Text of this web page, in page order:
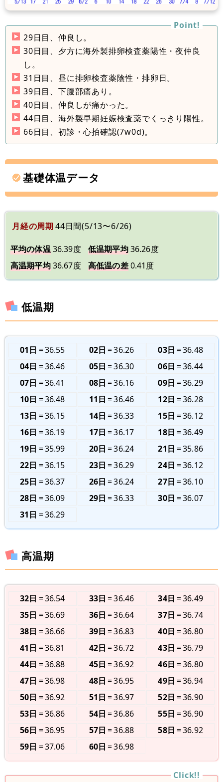
29日目、仲良し。
30日目、夕方に海外製排卵検査薬陽性・夜仲良
し。
31日目、昼に排卵検査薬陰性・排卵日。
39日目、下腹部痛あり。
40日目、仲良しが痛かった。
44日目、海外製早期妊娠検査薬でくっきり陽性。
66日目、初診・心拍確認(7w0d)。
基礎体温データ
月経の周期44日間(5/13〜6/26)
平均の体温36.39度 低温期平均36.26度
高温期平均36.67度 高低温の差0.41度
低温期
01日 36.55 02日 36.26 03日
36.48
04日
36.46 05日 36.30 06日
36.44
07日
36.41 08日 36.16 09日
36.29
10日
36.48 11日 36.46 12日
36.28
13日
36.15 14日 36.33 15日
36.12
16日
36.19 17日 36.17 18日
36.49
19日
35.99 20日 36.24 21日
35.86
22日
36.15 23日 36.29 24日
36.12
25日
36.37 26日 36.24 27日
36.10
28日
36.09 29日 36.33 30日
36.07
31日
36.29
高温期
32日 36.54 33日 36.46 34日
36.49
35日
36.69 36日 36.64 37日
36.74
38日
36.66 39日 36.83 40日
36.80
41日
36.81 42日 36.72 43日
36.79
44日
36.88 45日 36.92 46日
36.80
47日
36.98 48日 36.95 49日
36.94
50日
36.92 51日 36.97 52日
36.90
53日
36.86 54日 36.86 55日
36.90
56日
36.95 57日 36.88 58日
36.92
59日
37.06 60日 36.98